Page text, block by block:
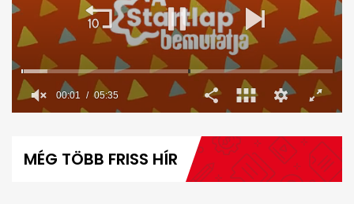
minutes,
00:02 05:35
MÉG TÖBB FRISS HÍR